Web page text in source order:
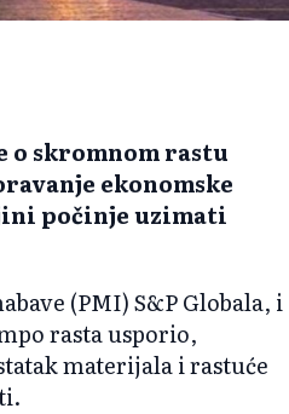
skromnom rastu
ekonomske
počinje uzimati
(PMI) S&P Globala, i
rasta usporio,
materijala i rastuće